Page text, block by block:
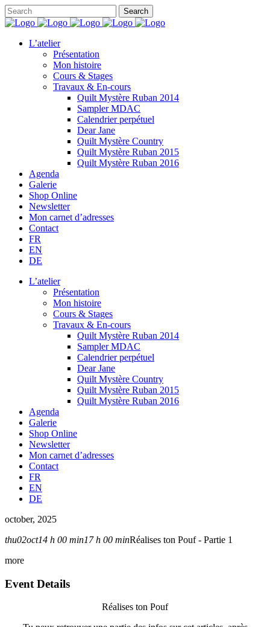
L’atelier
Présentation
Mon histoire
Cours & Stages
Travaux & En-cours
Quilt Mystère Ruban 2014
Sampler MDAC
Calendrier perpétuel
Dear Jane
Quilt Mystère Country
Quilt Mystère Ruban 2015
Quilt Mystère Ruban 2016
Agenda
Galerie
Shop Online
Newsletter
Mon carnet d’adresses
Contact
FR
EN
DE
L’atelier
Présentation
Mon histoire
Cours & Stages
Travaux & En-cours
Quilt Mystère Ruban 2014
Sampler MDAC
Calendrier perpétuel
Dear Jane
Quilt Mystère Country
Quilt Mystère Ruban 2015
Quilt Mystère Ruban 2016
Agenda
Galerie
Shop Online
Newsletter
Mon carnet d’adresses
Contact
FR
EN
DE
october, 2025
thu02oct14 h 00 min17 h 00 minRéalises ton Pouf - Partie 1
more
Event Details
Réalises ton Pouf